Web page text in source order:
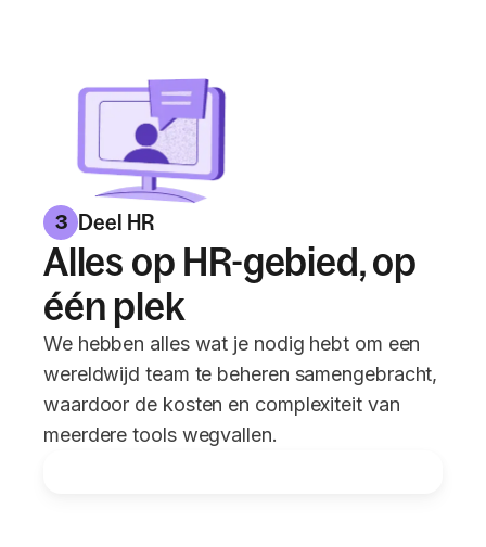
3 Deel HR
Alles op HR-gebied, op
één plek
We hebben alles wat je nodig hebt om een
wereldwijd team te beheren samengebracht,
waardoor de kosten en complexiteit van
meerdere tools wegvallen.